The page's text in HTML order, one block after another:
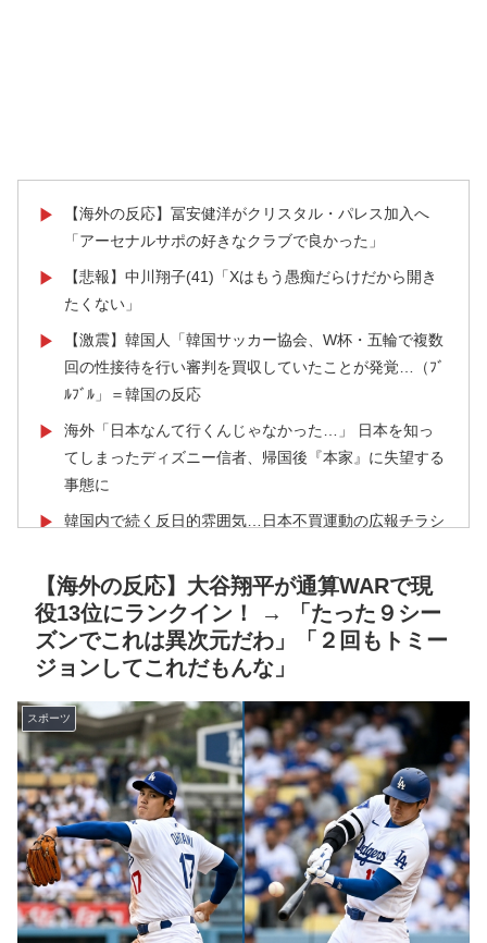
▶
【海外の反応】冨安健洋がクリスタル・パレス加入へ
「アーセナルサポの好きなクラブで良かった」
▶
【悲報】中川翔子(41)「Xはもう愚痴だらけだから開き
たくない」
▶
【激震】韓国人「韓国サッカー協会、W杯・五輪で複数
回の性接待を行い審判を買収していたことが発覚…（ﾌﾞ
ﾙﾌﾞﾙ」＝韓国の反応
▶
海外「日本なんて行くんじゃなかった…」 日本を知っ
てしまったディズニー信者、帰国後『本家』に失望する
事態に
▶
韓国内で続く反日的雰囲気…日本不買運動の広報チラシ
▶
海外「全部日本の真似だったのか…」 日本の普通のテ
レビ番組が最新SNSの数十年先を行っていたと話題に
▶ 韓国人「PSG、日本の鈴木彩艶に約60億円で正式オファ
ー・・・」→「あいつがそれほどなのか（ﾌﾞﾙﾌﾞﾙ）」
「レギュラーとして出れるとは思わない...
▶ 韓国人「日本には韓国みたいなドラッグストアがないの
で韓国が羨ましくて羨ましくて仕方がないんだそうで
す」
▶ ロシア「お前らの国にある似非エッフェル塔を見せてく
れ！」
▶ ライバルのリコに身体で賞金払わせる話やりてえ
▶ 海外「日本なんて行くんじゃなかった…」 日本を知っ
【海外の反応】大谷翔平が通算WARで現
役13位にランクイン！ → 「たった９シー
ズンでこれは異次元だわ」「２回もトミー
ジョンしてこれだもんな」
スポーツ